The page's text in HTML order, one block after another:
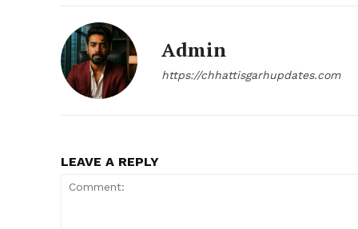
Admin
https://chhattisgarhupdates.com
LEAVE A REPLY